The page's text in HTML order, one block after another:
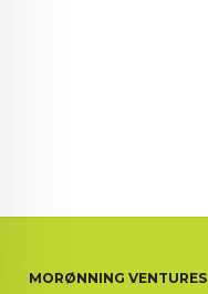
MORØNNING VENTURES